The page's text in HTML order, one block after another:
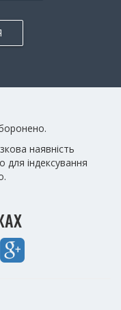
наявність
для індексування